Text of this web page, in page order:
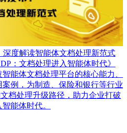
度解读智能体文档处理新范式
：文档处理进入智能体时代》
能体文档处理平台的核心能力、
例，为制造、保险和银行等行业
档处理升级路径，助力企业打破
能体时代。